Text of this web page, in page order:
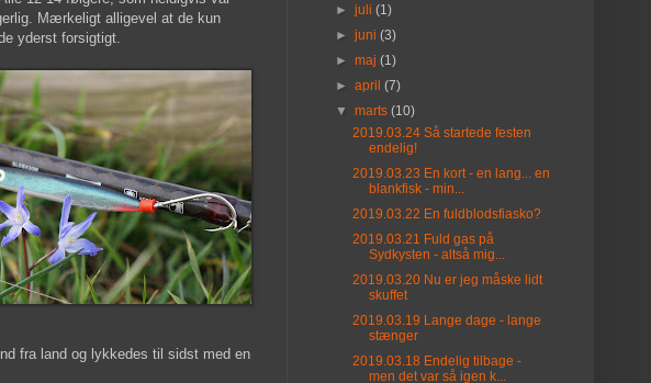
Mærkeligt alligevel at de kun
yderst forsigtigt.
fra land og lykkedes til sidst med en
►juli(1)
►juni(3)
►maj(1)
►april(7)
▼marts(10)
2019.03.24 Så startede festen
endelig!
2019.03.23 En kort - en lang... en
blankfisk - min...
2019.03.22 En fuldblodsfiasko?
2019.03.21 Fuld gas på
Sydkysten - altså mig...
2019.03.20 Nu er jeg måske lidt
skuffet
2019.03.19 Lange dage - lange
stænger
2019.03.18 Endelig tilbage -
men det var så igen k...